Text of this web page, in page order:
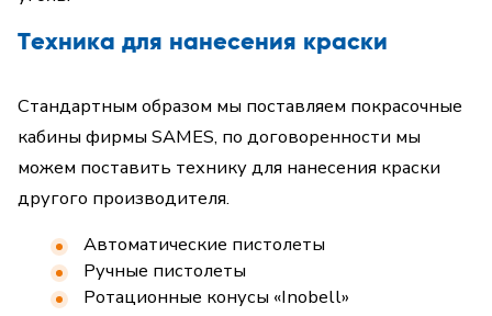
Техника для нанесения краски
Стандартным образом мы поставляем покрасочные
кабины фирмы SAMES, по договоренности мы
можем поставить технику для нанесения краски
другого производителя.
Автоматические пистолеты
Ручные пистолеты
Ротационные конусы «Inobell»